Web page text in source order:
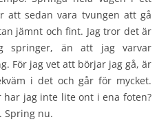
att sedan vara tvungen att gå
jämnt och fint. Jag tror det är
springer, än att jag varvar
För jag vet att börjar jag gå, är
i det och går för mycket.
jag inte lite ont i ena foten?
Spring nu.